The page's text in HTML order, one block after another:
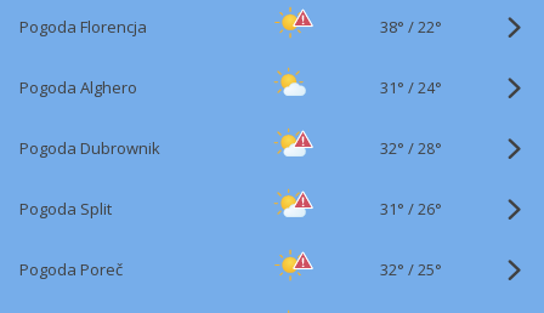
Pogoda Florencja 38° /22°
Pogoda Alghero 31° /24°
Pogoda Dubrownik 32° /28°
Pogoda Split 31° /26°
Pogoda Poreč 32° /25°